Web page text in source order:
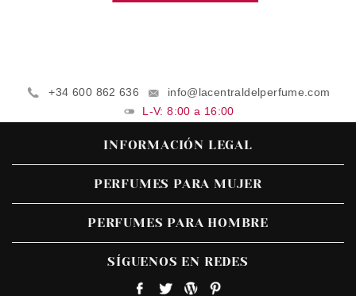
+34 600 862 636
info@lacentraldelperfume.com
L-V: 8:00 a 16:00
INFORMACIÓN LEGAL
PERFUMES PARA MUJER
PERFUMES PARA HOMBRE
SÍGUENOS EN REDES